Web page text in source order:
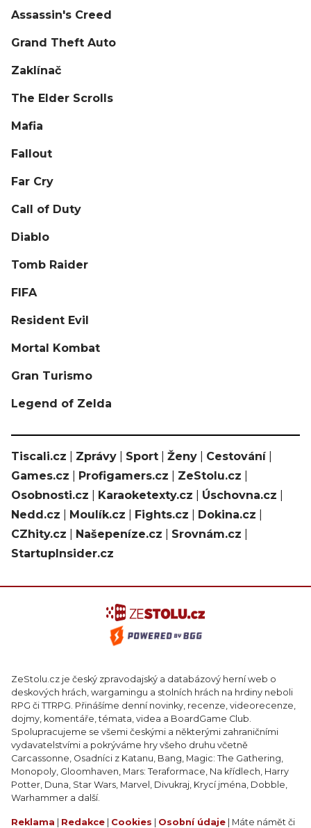
Assassin's Creed
Grand Theft Auto
Zaklínač
The Elder Scrolls
Mafia
Fallout
Far Cry
Call of Duty
Diablo
Tomb Raider
FIFA
Resident Evil
Mortal Kombat
Gran Turismo
Legend of Zelda
Tiscali.cz Zprávy Sport Ženy Cestování|
Games.cz
Profigamers.cz ZeStolu.cz
Osobnosti.cz
Karaoketexty.cz Úschovna.cz
Nedd.cz
Moulík.cz Fights.cz Dokina.cz
CZhity.cz
Našepeníze.cz Srovnám.cz
StartupInsider.cz
ZeStolu.cz je český zpravodajský a databázový herní web o
deskových hrách, wargamingu a stolních hrách na hrdiny neboli
RPG či TTRPG. Přinášíme denní novinky, recenze, videorecenze,
dojmy, komentáře, témata, videa a BoardGame Club.
Spolupracujeme se všemi českými a některými zahraničními
vydavatelstvími a pokrýváme hry všeho druhu včetně
Carcassonne, Osadníci z Katanu, Bang, Magic: The Gathering,
Monopoly, Gloomhaven, Mars: Teraformace, Na křídlech, Harry
Potter, Duna, Star Wars, Marvel, Divukraj, Krycí jména, Dobble,
Warhammer a další.
Reklama Redakce Cookies Osobní údaje | Máte námět či